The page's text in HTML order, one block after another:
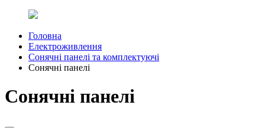
Головна
Електроживлення
Сонячні панелі та комплектуючі
Сонячні панелі
Сонячні панелі